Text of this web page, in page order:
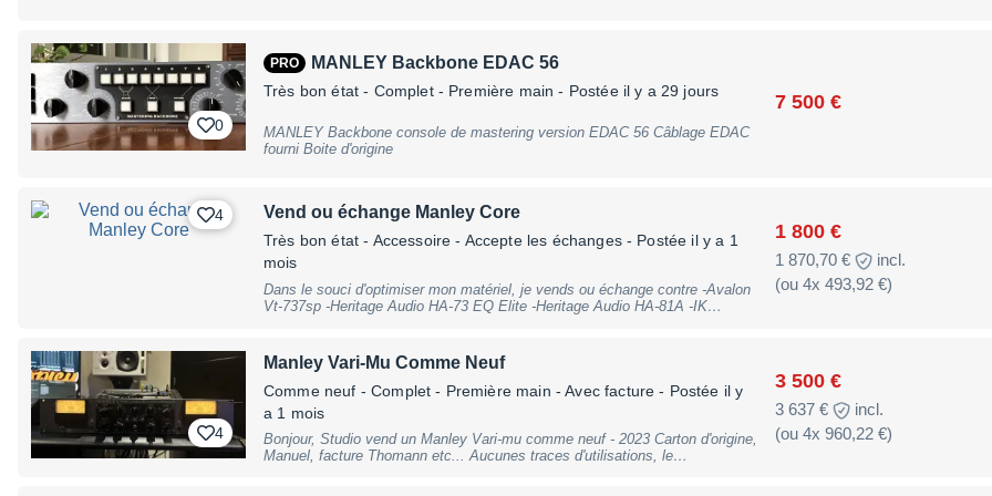
slight traces of use
0
PRO MANLEY Backbone EDAC 56
Très bon état - Complet - Première main - Postée il y a 29 jours 7 500 €
MANLEY Backbone console de mastering version EDAC 56 Câblage EDAC
fourni Boite d'origine
4 Vend ou échange Manley Core
Très bon état - Accessoire - Accepte les échanges- Postée il y a 1
mois
1 800 €
1 870,70 €
incl.
(ou 4x 493,92 €)
Dans le souci d'optimiser mon matériel, je vends ou échange contre -Avalon
Vt-737sp -Heritage Audio HA-73 EQ Elite -Heritage Audio HA-81A -IK
appoint en euro Pas de carton d origine.
4
Manley Vari-Mu Comme Neuf
Comme neuf - Complet - Première main - Avec facture - Postée il y
a 1 mois
3 500 €
3 637 €
incl.
(ou 4x 960,22 €)
Bonjour, Studio vend un Manley Vari-mu comme neuf - 2023 Carton d'origine,
Manuel, facture Thomann etc... Aucunes traces d'utilisations, le